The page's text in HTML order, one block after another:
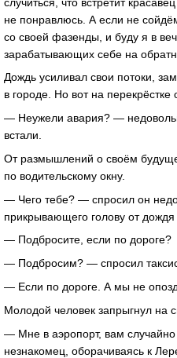
не понравлюсь. А если не
со своей фазенды, и буду я в
зарабатывающих себе на
Дождь усиливал свои потоки,
в городе. Но вот на перекрёстке
— Неужели авария? —
встали.
От размышлений о своём
по водительскому окну.
— Чего тебе? — спросил он
прикрывающего голову от
— Подбросите, если по дороге?
— Подбросим? — спросил
— Если по дороге. А мы не
Молодой человек запрыгнул на
— Мне в аэропорт, вам
незнакомец, оборачиваясь к